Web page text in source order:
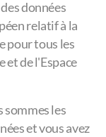
données
relatif à la
pour tous les
et de l'Espace
sommes les
et vous avez